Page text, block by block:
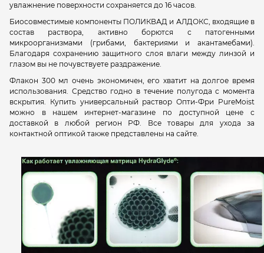
увлажнение поверхности сохраняется до 16 часов.
Биосовместимые компоненты ПОЛИКВАД и АЛДОКС, входящие в
состав раствора, активно борются с патогенными
микроорганизмами (грибами, бактериями и акантамебами).
Благодаря сохранению защитного слоя влаги между линзой и
глазом вы не почувствуете раздражение.
Флакон 300 мл очень экономичен, его хватит на долгое время
использования. Средство годно в течение полугода с момента
вскрытия. Купить универсальный раствор Опти-Фри PureMoist
можно в нашем интернет-магазине по доступной цене с
доставкой в любой регион РФ. Все товары для ухода за
контактной оптикой также представлены на сайте.